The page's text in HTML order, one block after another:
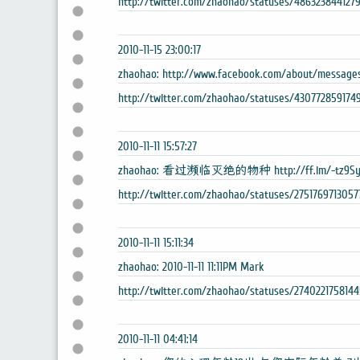
2010-11-15 23:00:17
zhaohao: http://www.facebook.com/about/
http://twitter.com/zhaohao/statuses/
2010-11-11 15:57:27
zhaohao: 看过濒临灭绝的物种 http://ff.im/-tz9Sy
http://twitter.com/zhaohao/statuses/
2010-11-11 15:11:34
zhaohao: 2010-11-11 11:11PM Mark
http://twitter.com/zhaohao/statuses/
2010-11-11 04:41:14